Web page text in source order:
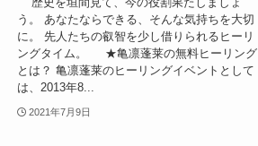
う。 あなたならできる、そんな気持ちを大切
に。 先人たちの叡智を少し借りられるヒーリ
ングタイム。 ★亀凛蓬莱の無料ヒーリング
とは？ 亀凛蓬莱のヒーリングイベントとして
は、2013年8...
2021年7月9日